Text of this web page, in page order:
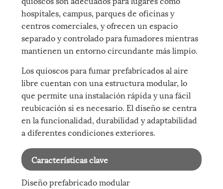
hospitales, campus, parques de oficinas y
centros comerciales, y ofrecen un espacio
separado y controlado para fumadores mientras
mantienen un entorno circundante más limpio.
Los quioscos para fumar prefabricados al aire
libre cuentan con una estructura modular, lo
que permite una instalación rápida y una fácil
reubicación si es necesario. El diseño se centra
en la funcionalidad, durabilidad y adaptabilidad
a diferentes condiciones exteriores.
Características clave
Diseño prefabricado modular